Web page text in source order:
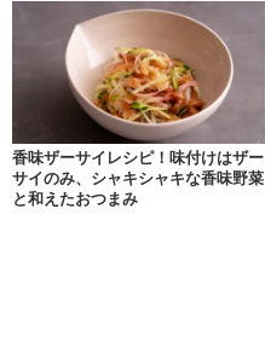
香味ザーサイレシピ！味付けはザー
サイのみ、シャキシャキな香味野菜
と和えたおつまみ